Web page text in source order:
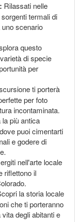
Rilassati nelle
termali di
scenario
questo
di specie
per
ti porterà
per foto
incontaminata.
la più antica
puoi cimentarti
e godere di
nell'arte locale
riflettono il
la storia locale
che ti porteranno
degli abitanti e